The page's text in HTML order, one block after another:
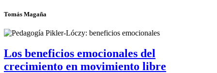
Tomás Magaña
Los beneficios emocionales del
crecimiento en movimiento libre